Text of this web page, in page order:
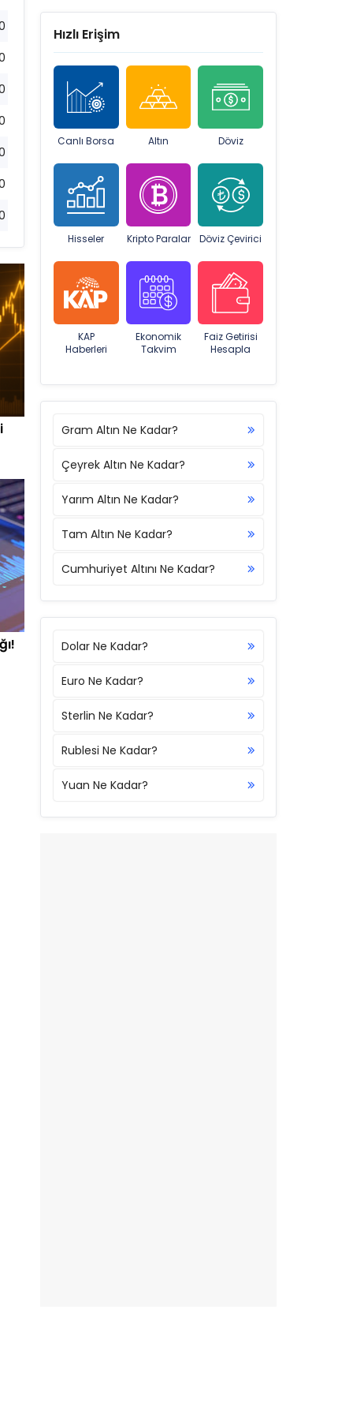
Hızlı Erişim
Canlı Borsa Altın Döviz
Hisseler Kripto Paralar Döviz Çevirici
KAP
Haberleri
Ekonomik
Takvim
Faiz Getirisi
Hesapla
Gram Altın Ne Kadar?
Çeyrek Altın Ne Kadar?
Yarım Altın Ne Kadar?
Tam Altın Ne Kadar?
Cumhuriyet Altını Ne Kadar?
Dolar Ne Kadar?
Euro Ne Kadar?
Sterlin Ne Kadar?
Rublesi Ne Kadar?
Yuan Ne Kadar?